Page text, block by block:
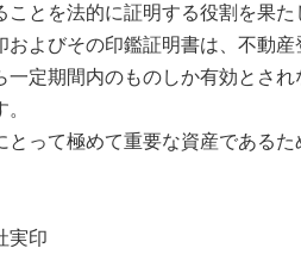
とを法的に証明する役割を果た
およびその印鑑証明書は、不動
一定期間内のものしか有効とさ
とって極めて重要な資産である
実印